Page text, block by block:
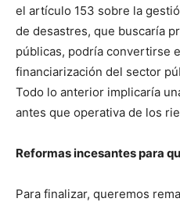
el artículo 153 sobre la
de desastres, que buscaría
públicas, podría convertirse
financiarización del sector
Todo lo anterior implicaría
antes que operativa de los
Reformas incesantes para
Para finalizar, queremos